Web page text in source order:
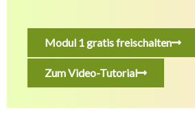
Modul 1 gratis freischalten
Zum Video-Tutorial